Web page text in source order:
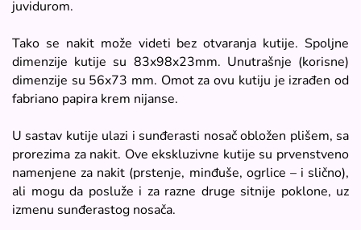
juvidurom.
Tako se nakit može videti bez otvaranja kutije. Spoljne
dimenzije kutije su 83x98x23mm. Unutrašnje (korisne)
dimenzije su 56x73 mm. Omot za ovu kutiju je izrađen od
fabriano papira krem nijanse.
U sastav kutije ulazi i sunđerasti nosač obložen plišem, sa
prorezima za nakit. Ove ekskluzivne kutije su prvenstveno
namenjene za nakit (prstenje, minđuše, ogrlice – i slično),
ali mogu da posluže i za razne druge sitnije poklone, uz
izmenu sunđerastog nosača.